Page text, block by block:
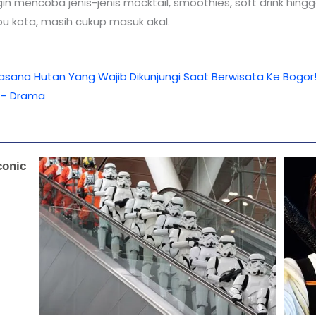
kota, masih cukup masuk akal.
Hutan Yang Wajib Dikunjungi Saat Berwisata Ke
Drama